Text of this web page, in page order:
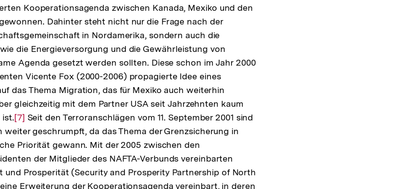
Kooperationsagenda zwischen Kanada, Mexiko und den
Dahinter steht nicht nur die Frage nach der
in Nordamerika, sondern auch die
die Energieversorgung und die Gewährleistung von
Agenda gesetzt werden sollten. Diese schon im Jahr 2000
Vicente Fox (2000-2006) propagierte Idee eines
das Thema Migration, das für Mexiko auch weiterhin
gleichzeitig mit dem Partner USA seit Jahrzehnten kaum
ist.Zur
Auflösung
der
Fußnote
[7] Seit den Terroranschlägen vom 11. September 2001 sind
weiter geschrumpft, da das Thema der Grenzsicherung in
Priorität gewann. Mit der 2005 zwischen den
der Mitglieder des NAFTA-Verbunds vereinbarten
und Prosperität (Security and Prosperity Partnership of North
Erweiterung der Kooperationsagenda vereinbart, in deren